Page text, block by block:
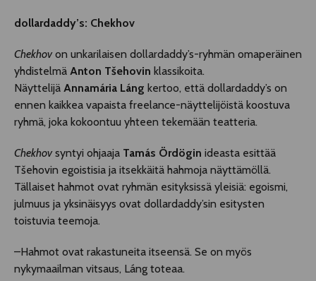
dollardaddy’s: Chekhov
Chekhovon unkarilaisen dollardaddy’s-ryhmän omaperäinen
yhdistelmä Anton Tšehovin klassikoita.
Näyttelijä Annamária Láng kertoo, että dollardaddy’s on
ennen kaikkea vapaista freelance-näyttelijöistä koostuva
ryhmä, joka kokoontuu yhteen tekemään teatteria.
Chekhovsyntyi ohjaaja Tamás Ördögin ideasta esittää
Tšehovin egoistisia ja itsekkäitä hahmoja näyttämöllä.
Tällaiset hahmot ovat ryhmän esityksissä yleisiä: egoismi,
julmuus ja yksinäisyys ovat dollardaddy’sin esitysten
toistuvia teemoja.
–Hahmot ovat rakastuneita itseensä. Se on myös
nykymaailman vitsaus, Láng toteaa.